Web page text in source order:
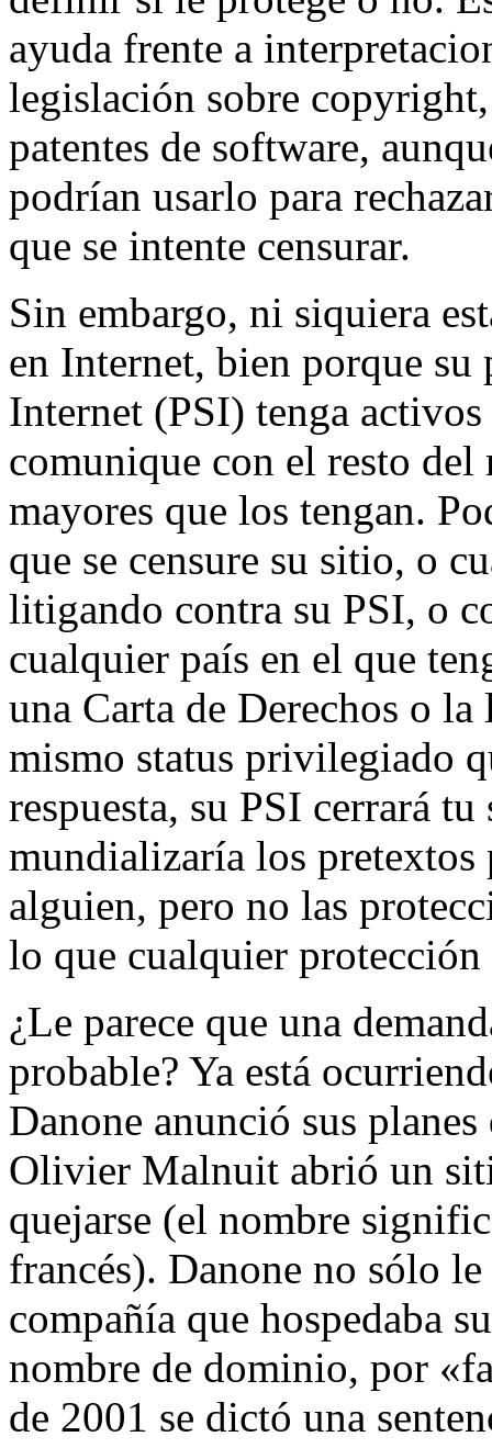
ayuda frente a
legislación sobre
patentes de software,
podrían usarlo para
que se intente censurar.
Sin embargo, ni siquiera
en Internet, bien porque su
Internet (PSI) tenga
comunique con el resto
mayores que los tengan.
que se censure su sitio, o
litigando contra su PSI, o
cualquier país en el que
una Carta de Derechos o
mismo status privilegiado
respuesta, su PSI cerrará
mundializaría los pretextos
alguien, pero no las
lo que cualquier
¿Le parece que una
probable? Ya está
Danone anunció sus
Olivier Malnuit abrió un
quejarse (el nombre
francés). Danone no sólo
compañía que hospedaba
nombre de dominio, por
de 2001 se dictó una